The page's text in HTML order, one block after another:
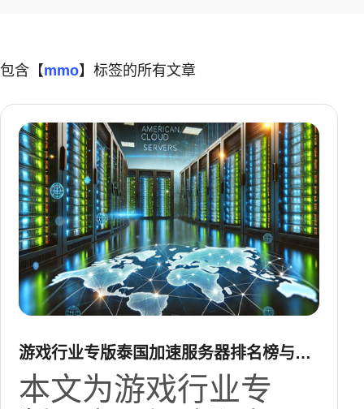
包含【mmo】标签的所有文章
游戏行业专版泰国加速服务器排名榜与玩
家体验报告
本文为游戏行业专